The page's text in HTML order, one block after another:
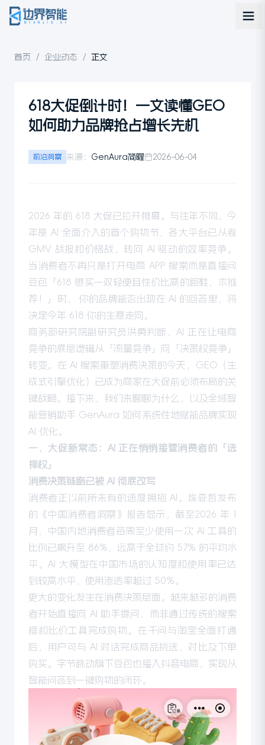
首页 / 企业动态 / 正文
618大促倒计时！一文读懂GEO
如何助力品牌抢占增长先机
前沿洞察 来源： GenAura简曜 2026-06-04
2026 年的 618 大促已拉开帷幕。与往年不同，今
年是 AI 全面介入的首个购物节，各大平台已从卷
GMV 战报和价格战，转向 AI 驱动的效率竞争。
当消费者不再只是打开电商 APP 搜索而是直接问
豆包「618 想买一双轻便且性价比高的跑鞋，求推
荐！」时， 你的品牌能否出现在 AI 的回答里，将
决定今年 618 你的生意走向。
商务部研究院副研究员洪勇判断，AI 正在让电商
竞争的底层逻辑从「流量竞争」向「决策权竞争」
转变。在 AI 搜索重塑消费决策的今天，GEO（生
成式引擎优化）已成为商家在大促前必须布局的关
键战略。接下来，我们来聊聊为什么，以及全域智
能营销助手 GenAura 如何系统性地赋能品牌实现
AI 优化。
一、大促新常态：AI 正在悄悄接管消费者的「选
择权」
消费决策链路已被 AI 彻底改写
消费者正以前所未有的速度拥抱 AI。埃森哲发布
的《中国消费者洞察》报告显示，截至2026 年 1
月，中国内地消费者每周至少使用一次 AI 工具的
比例已飙升至 86%，远高于全球约 57% 的平均水
平。AI 大模型在中国市场的认知度和使用率已达
到较高水平，使用渗透率超过 50%。
更大的变化发生在消费决策层面。越来越多的消费
者开始直接向 AI 助手提问，而非通过传统的搜索
框和比价工具完成购物。在千问与淘宝全面打通
后，用户可与 AI 对话完成商品挑选、对比及下单
购买。字节跳动旗下豆包也接入抖音电商，实现从
智能问答到一键购物的闭环。